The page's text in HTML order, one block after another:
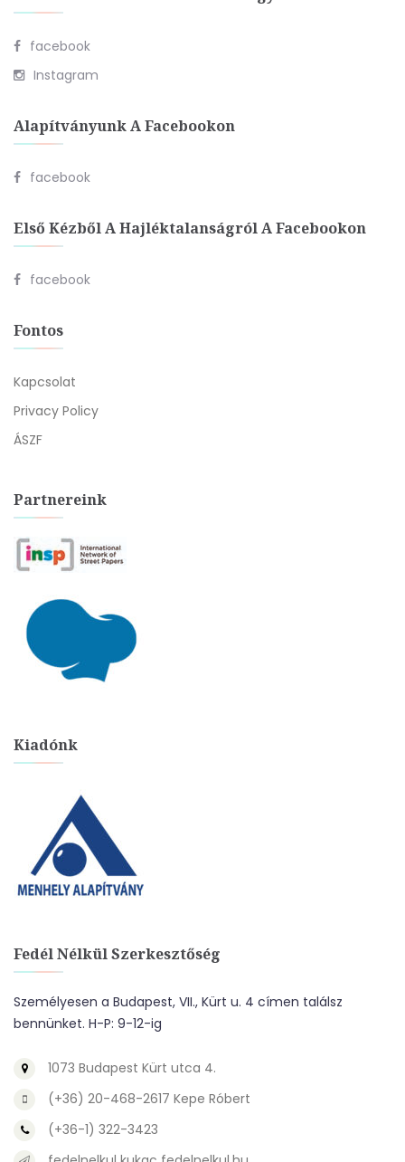
facebook
Instagram
Alapítványunk A Facebookon
facebook
Első Kézből A Hajléktalanságról A Facebookon
facebook
Fontos
Kapcsolat
Privacy Policy
ÁSZF
Partnereink
Kiadónk
Fedél Nélkül Szerkesztőség
Személyesen a Budapest, VII., Kürt u. 4 címen találsz
bennünket. H-P: 9-12-ig
1073 Budapest Kürt utca 4.
(+36) 20-468-2617 Kepe Róbert
(+36-1) 322-3423